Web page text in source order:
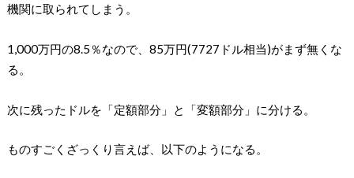
機関に取られてしまう。
1,000万円の8.5％なので、85万円(7727ドル相当)がまず無くな
る。
次に残ったドルを「定額部分」と「変額部分」に分ける。
ものすごくざっくり言えば、以下のようになる。